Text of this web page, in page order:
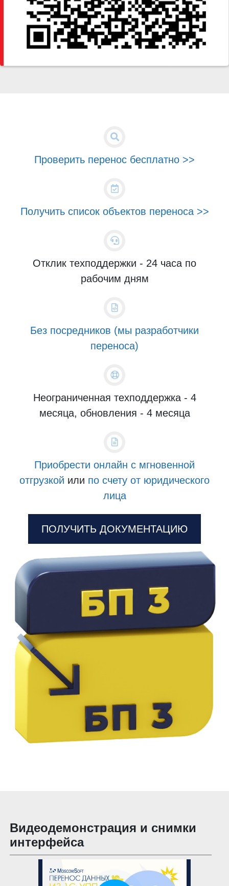
Проверить перенос бесплатно >>
Получить список объектов переноса >>
Отклик техподдержки - 24 часа по
рабочим дням
Без посредников (мы разработчики
переноса)
Неограниченная техподдержка - 4
месяца, обновления - 4 месяца
Приобрести онлайн с мгновенной
отгрузкой или по счету от юридического
лица
ПОЛУЧИТЬ ДОКУМЕНТАЦИЮ
Видеодемонстрация и снимки
интерфейса